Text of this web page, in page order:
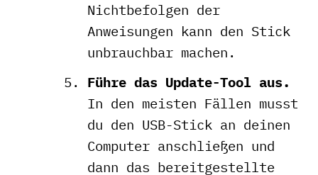
Nichtbefolgen der
Anweisungen kann den Stick
unbrauchbar machen.
Führe das Update-Tool aus.
In den meisten Fällen musst
du den USB-Stick an deinen
Computer anschließen und
dann das bereitgestellte